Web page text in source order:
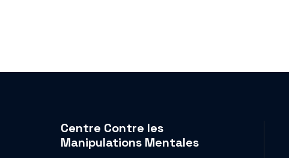
Centre Contre les
Manipulations Mentales